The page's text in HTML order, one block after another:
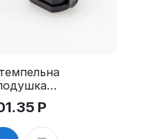
GRM R17
синяя
Р